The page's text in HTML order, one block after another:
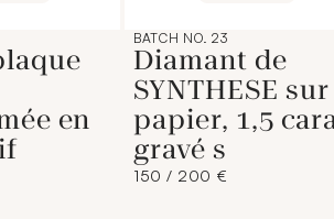
en
BATCH NO. 23
Diamant de
SYNTHESE sur
papier, 1,5
gravé s
150 / 200 €